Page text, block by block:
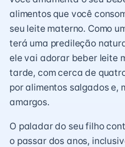
alimentos que você
seu leite materno. Como
terá uma predileção
ele vai adorar beber leite
tarde, com cerca de
por alimentos salgados e,
amargos.
O paladar do seu filho
o passar dos anos,